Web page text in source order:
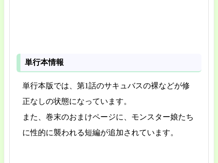
単行本情報
単行本版では、第1話のサキュバスの裸などが修
正なしの状態になっています。
また、巻末のおまけページに、モンスター娘たち
に性的に襲われる短編が追加されています。